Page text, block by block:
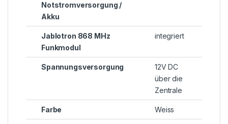
Notstromversorgung /
Akku
Jablotron 868 MHz
Funkmodul
integriert
Spannungsversorgung
12V DC
über die
Zentrale
Farbe Weiss